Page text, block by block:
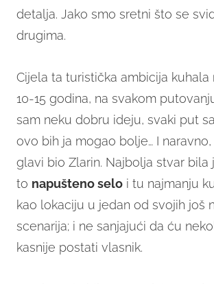
detalja. Jako smo sretni što se
drugima.
Cijela ta turistička ambicija kuhala
10-15 godina, na svakom
sam neku dobru ideju, svaki put
ovo bih ja mogao bolje… I
glavi bio Zlarin. Najbolja stvar bila
to napušteno selo i tu najmanju
kao lokaciju u jedan od svojih još
scenarija; i ne sanjajući da ću
kasnije postati vlasnik.